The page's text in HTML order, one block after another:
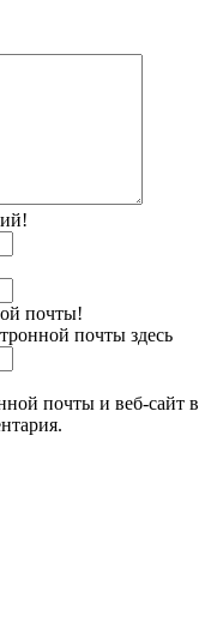
почты!
почты здесь
почты и веб-сайт в